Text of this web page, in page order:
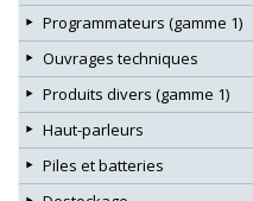
Programmateurs (gamme 1)
Ouvrages techniques
Produits divers (gamme 1)
Haut-parleurs
Piles et batteries